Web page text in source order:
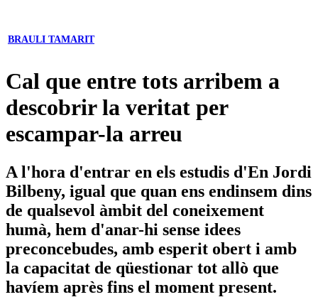
BRAULI TAMARIT
Cal que entre tots arribem a
descobrir la veritat per
escampar-la arreu
A l'hora d'entrar en els estudis d'En Jordi
Bilbeny, igual que quan ens endinsem dins
de qualsevol àmbit del coneixement
humà, hem d'anar-hi sense idees
preconcebudes, amb esperit obert i amb
la capacitat de qüestionar tot allò que
havíem après fins el moment present.